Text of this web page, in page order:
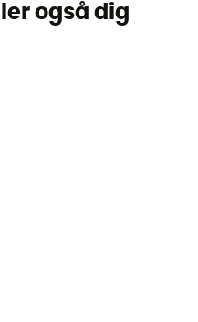
også dig